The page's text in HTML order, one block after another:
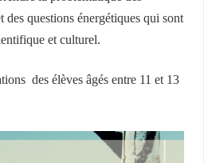
des questions énergétiques qui sont
et culturel.
des élèves âgés entre 11 et 13